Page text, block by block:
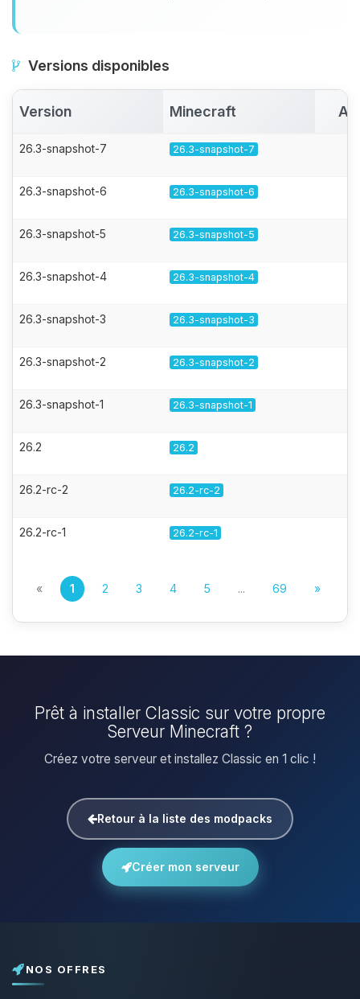
Versions disponibles
Version Minecraft
26.3-snapshot-7 26.3-snapshot-7
26.3-snapshot-6 26.3-snapshot-6
26.3-snapshot-5 26.3-snapshot-5
26.3-snapshot-4 26.3-snapshot-4
26.3-snapshot-3 26.3-snapshot-3
26.3-snapshot-2 26.3-snapshot-2
26.3-snapshot-1 26.3-snapshot-1
26.2 26.2
26.2-rc-2 26.2-rc-2
26.2-rc-1 26.2-rc-1
« 1 2 3 4 5 ... 69 »
Prêt à installer Classic sur votre propre
Serveur Minecraft ?
Créez votre serveur et installez Classic en 1 clic !
Retour à la liste des modpacks
Créer mon serveur
NOS OFFRES